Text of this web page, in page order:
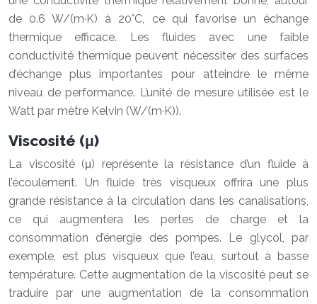
de 0.6 W/(m·K) à 20°C, ce qui favorise un échange
thermique efficace. Les fluides avec une faible
conductivité thermique peuvent nécessiter des surfaces
d’échange plus importantes pour atteindre le même
niveau de performance. L’unité de mesure utilisée est le
Watt par mètre Kelvin (W/(m·K)).
Viscosité (μ)
La viscosité (μ) représente la résistance d’un fluide à
l’écoulement. Un fluide très visqueux offrira une plus
grande résistance à la circulation dans les canalisations,
ce qui augmentera les pertes de charge et la
consommation d’énergie des pompes. Le glycol, par
exemple, est plus visqueux que l’eau, surtout à basse
température. Cette augmentation de la viscosité peut se
traduire par une augmentation de la consommation